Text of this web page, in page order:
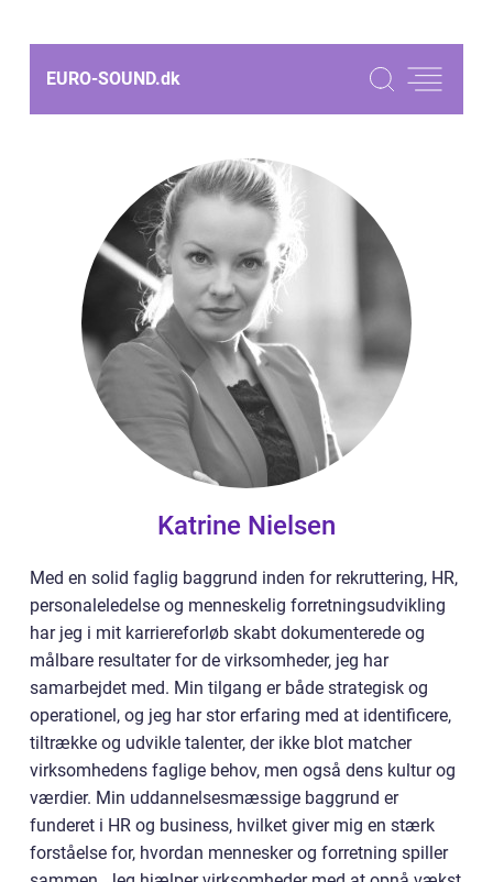
EURO-SOUND.dk
Katrine Nielsen
Med en solid faglig baggrund inden for rekruttering, HR,
personaleledelse og menneskelig forretningsudvikling
har jeg i mit karriereforløb skabt dokumenterede og
målbare resultater for de virksomheder, jeg har
samarbejdet med. Min tilgang er både strategisk og
operationel, og jeg har stor erfaring med at identificere,
tiltrække og udvikle talenter, der ikke blot matcher
virksomhedens faglige behov, men også dens kultur og
værdier. Min uddannelsesmæssige baggrund er
funderet i HR og business, hvilket giver mig en stærk
forståelse for, hvordan mennesker og forretning spiller